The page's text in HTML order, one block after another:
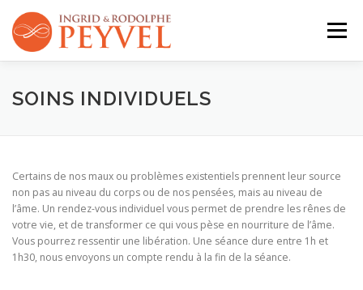
contenu
Menu
QUI SOMMES-NOUS ? ACTIVITÉS
SOINS INDIVIDUELS
Certains de nos maux ou problèmes existentiels prennent leur source
non pas au niveau du corps ou de nos pensées, mais au niveau de
l’âme. Un rendez-vous individuel vous permet de prendre les rênes de
votre vie, et de transformer ce qui vous pèse en nourriture de l’âme.
Vous pourrez ressentir une libération. Une séance dure entre 1h et
1h30, nous envoyons un compte rendu à la fin de la séance.